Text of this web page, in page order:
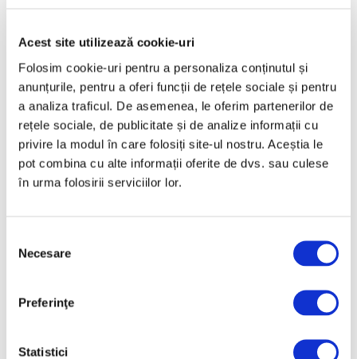
Acest site utilizează cookie-uri
Folosim cookie-uri pentru a personaliza conținutul și
anunțurile, pentru a oferi funcții de rețele sociale și pentru
a analiza traficul. De asemenea, le oferim partenerilor de
rețele sociale, de publicitate și de analize informații cu
privire la modul în care folosiți site-ul nostru. Aceștia le
pot combina cu alte informații oferite de dvs. sau culese
în urma folosirii serviciilor lor.
consimțământului
Necesare
Preferinţe
Statistici
Aprilie 2025
Martie 2025
Februarie 2025
Ianuarie 2025
Decembrie 2024
August 2024
Iunie 2024
Aprilie 2024